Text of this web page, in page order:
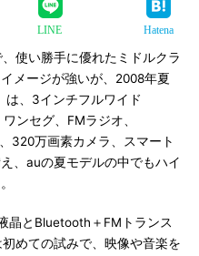
LINE Hatena
使い勝手に優れたミドルクラ
メージが強いが、2008年夏
は、3インチフルワイド
ンセグ、FMラジオ、
320万画素カメラ、スマート
、auの夏モデルの中でもハイ
晶とBluetooth＋FMトランス
めての試みで、映像や音楽を